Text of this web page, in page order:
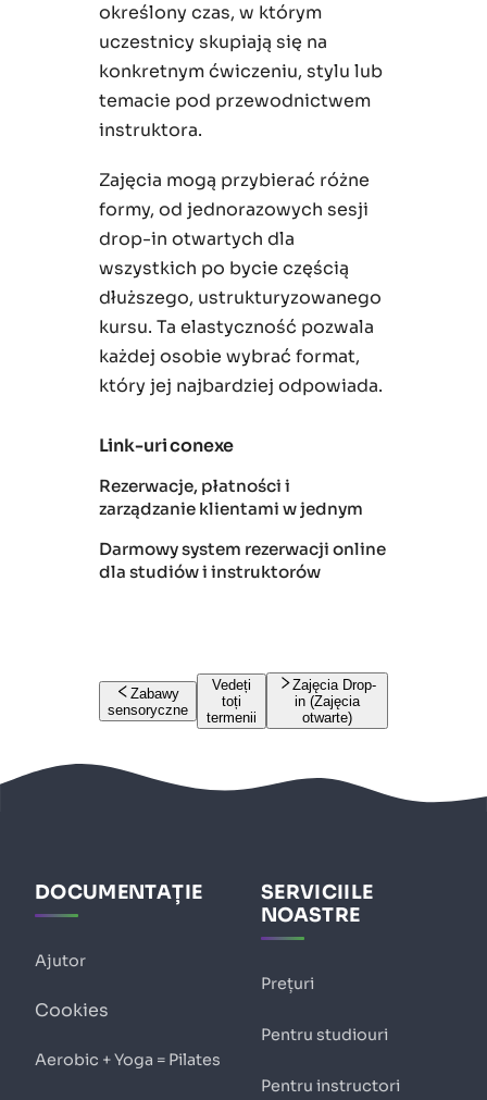
określony czas, w którym
uczestnicy skupiają się na
konkretnym ćwiczeniu, stylu lub
temacie pod przewodnictwem
instruktora.
Zajęcia mogą przybierać różne
formy, od jednorazowych sesji
drop-in otwartych dla
wszystkich po bycie częścią
dłuższego, ustrukturyzowanego
kursu. Ta elastyczność pozwala
każdej osobie wybrać format,
który jej najbardziej odpowiada.
Link-uri conexe
Rezerwacje, płatności i
zarządzanie klientami w jednym
Darmowy system rezerwacji online
dla studiów i instruktorów
Zabawy
sensoryczne
Vedeți
toți
termenii
Zajęcia Drop-
in (Zajęcia
otwarte)
DOCUMENTAȚIE
Ajutor
Cookies
Aerobic + Yoga = Pilates
SERVICIILE
NOASTRE
Prețuri
Pentru studiouri
Pentru instructori